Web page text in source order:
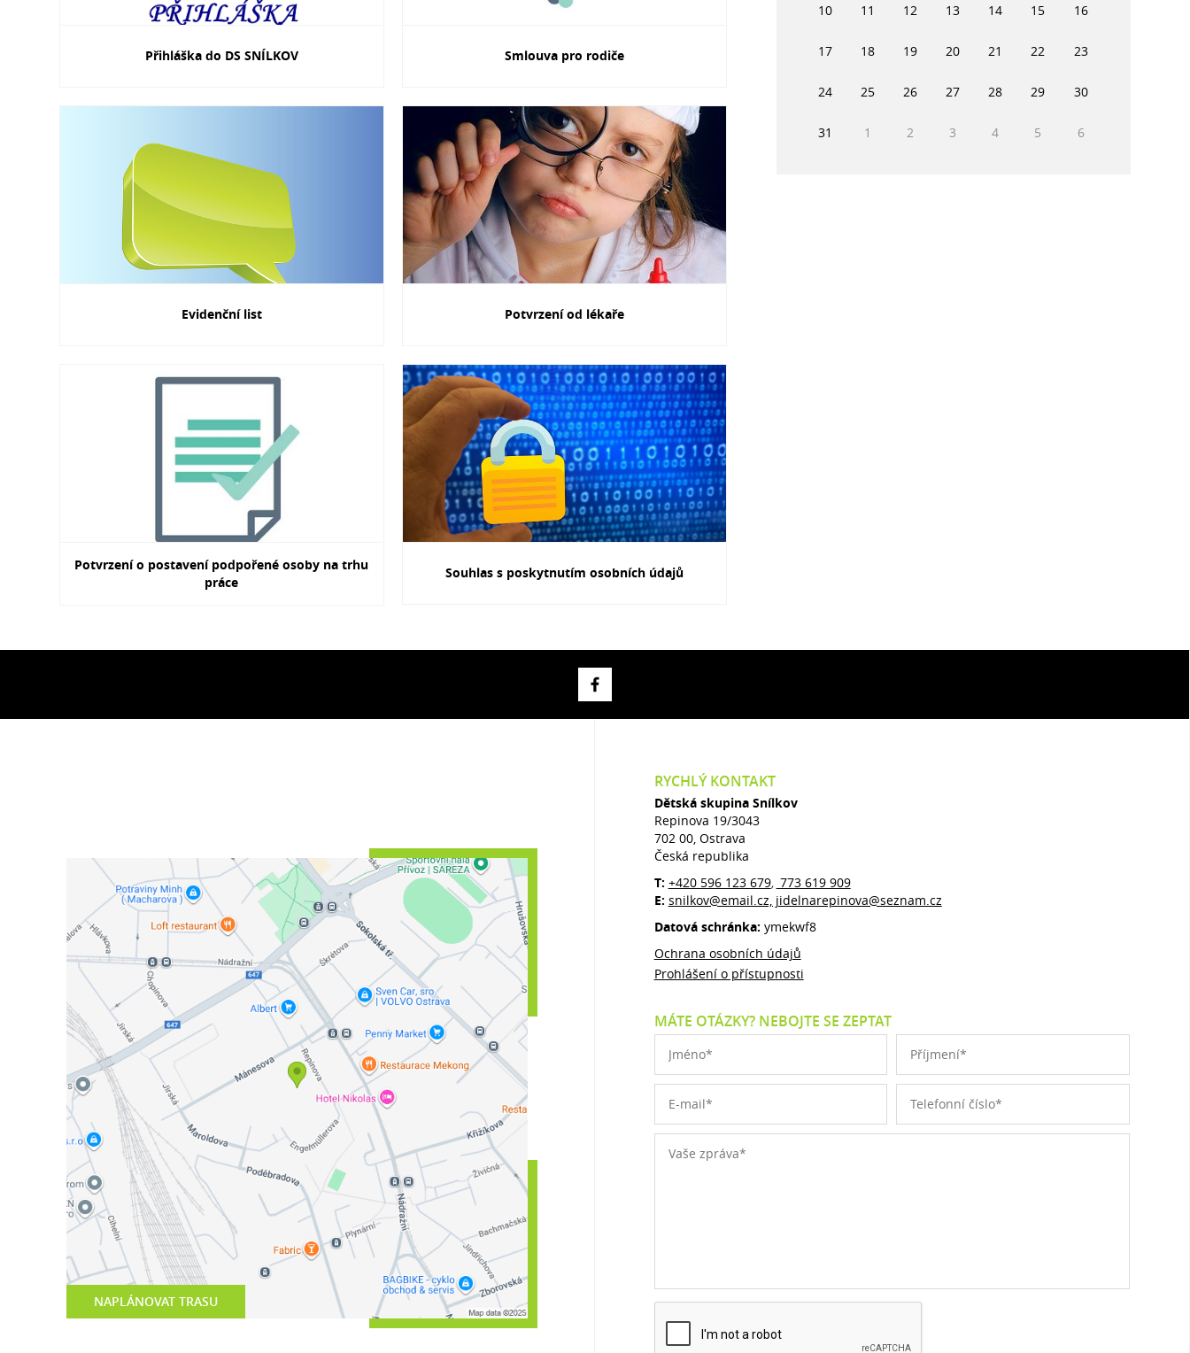
Přihláška do DS SNÍLKOV Smlouva pro rodiče
Evidenční list Potvrzení od lékaře
Potvrzení o postavení podpořené osoby na trhu
práce
Souhlas s poskytnutím osobních údajů
10 11 12 13 14 15 16
17 18 19 20 21 22 23
24 25 26 27 28 29 30
31 1 2 3 4 5 6
NAPLÁNOVAT TRASU
RYCHLÝ KONTAKT
Dětská skupina Snílkov
Repinova 19/3043
702 00, Ostrava
Česká republika
T: +420 596 123 679, 773 619 909
E: snilkov@email.cz, jidelnarepinova@seznam.cz
Datová schránka: ymekwf8
Ochrana osobních údajů
Prohlášení o přístupnosti
MÁTE OTÁZKY? NEBOJTE SE ZEPTAT